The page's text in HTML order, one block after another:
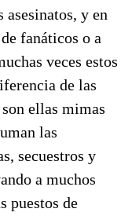
asesinatos, y en
fanáticos o a
veces estos
de las
ellas mimas
las
secuestros y
a muchos
puestos de